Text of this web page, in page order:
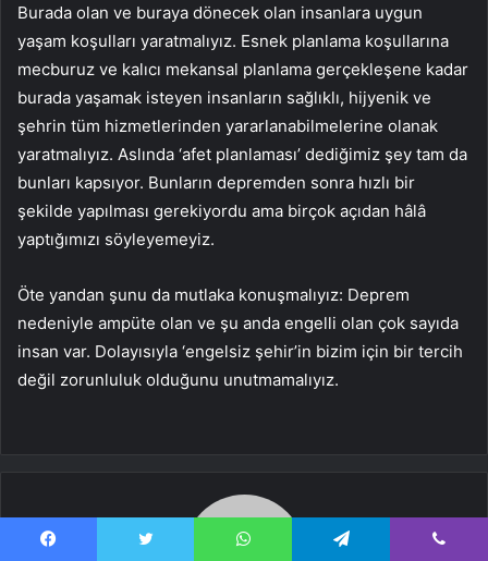
Burada olan ve buraya dönecek olan insanlara uygun
yaşam koşulları yaratmalıyız. Esnek planlama koşullarına
mecburuz ve kalıcı mekansal planlama gerçekleşene kadar
burada yaşamak isteyen insanların sağlıklı, hijyenik ve
şehrin tüm hizmetlerinden yararlanabilmelerine olanak
yaratmalıyız. Aslında ‘afet planlaması’ dediğimiz şey tam da
bunları kapsıyor. Bunların depremden sonra hızlı bir
şekilde yapılması gerekiyordu ama birçok açıdan hâlâ
yaptığımızı söyleyemeyiz.
Öte yandan şunu da mutlaka konuşmalıyız: Deprem
nedeniyle ampüte olan ve şu anda engelli olan çok sayıda
insan var. Dolayısıyla ‘engelsiz şehir’in bizim için bir tercih
değil zorunluluk olduğunu unutmamalıyız.